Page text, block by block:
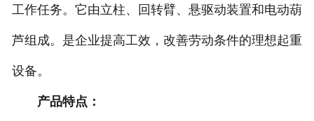
湖北KBK组合式悬挂起重机
- 湖北KBK柔性组合式悬挂起重机
工作任务。它由立柱、回转臂、悬驱动装置和电动葫
芦组成。是企业提高工效，改善劳动条件的理想起重
设备。
产品特点：